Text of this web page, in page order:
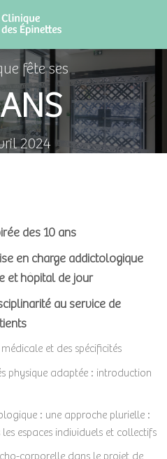
fête ses
2024
des 10 ans
en charge addictologique
et hôpital de jour
au service de
et des spécificités
physique adaptée : introduction
: une approche plurielle :
espaces individuels et collectifs
corporelle dans le projet de